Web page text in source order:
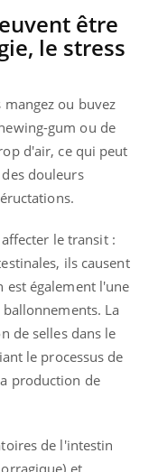
être
le stress
mangez ou buvez
gum ou de
d'air, ce qui peut
douleurs
le transit :
ils causent
est également l'une
La
de selles dans le
le processus de
production de
de l'intestin
et